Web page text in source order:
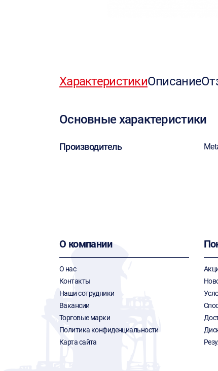
ХарактеристикиОписание
Основные характеристики
Производитель
О компании
О нас
Контакты
Наши сотрудники
Вакансии
Торговые марки
Политика конфиденциальности
Карта сайта